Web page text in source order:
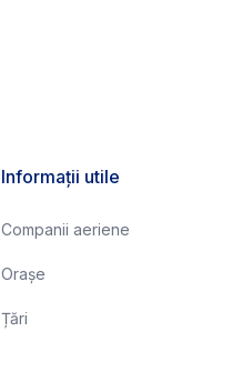
Informații utile
Companii aeriene
Orașe
Țări